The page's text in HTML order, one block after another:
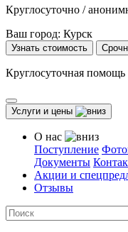
Круглосуточно /
Ваш город: Курск
Узнать стоимость
Круглосуточная
Услуги и цены
О нас
Поступление
Документы
Акции и
Отзывы